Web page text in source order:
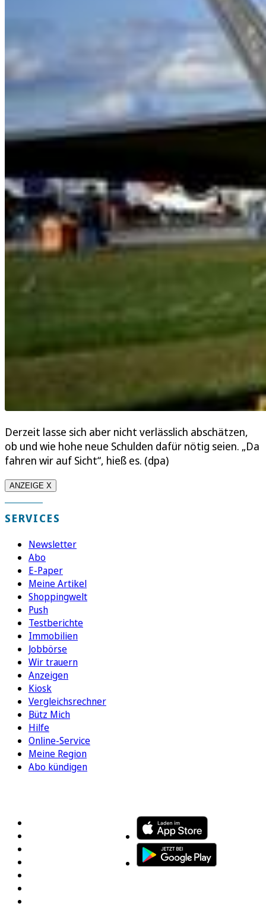
Derzeit lasse sich aber nicht verlässlich abschätzen,
ob und wie hohe neue Schulden dafür nötig seien. „Da
fahren wir auf Sicht“, hieß es. (dpa)
ANZEIGE X
SERVICES
Newsletter
Abo
E-Paper
Meine Artikel
Shoppingwelt
Push
Testberichte
Immobilien
Jobbörse
Wir trauern
Anzeigen
Kiosk
Vergleichsrechner
Bütz Mich
Hilfe
Online-Service
Meine Region
Abo kündigen